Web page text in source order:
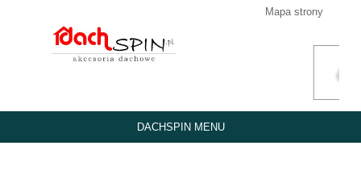
Mapa strony
DACHSPIN MENU